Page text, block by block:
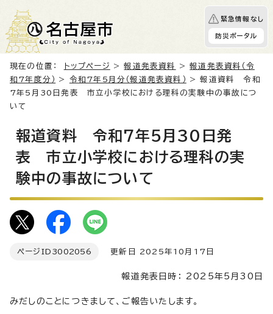
緊急情報なし
防災ポータル
現在の位置： トップページ >報道発表資料 >報道発表資料（令
和7年度分）
> 令和7年5月分（報道発表資料）
> 報道資料 令和
7年5月30日発表 市立小学校における理科の実験中の事故につ
いて
報道資料 令和7年5月30日発
表 市立小学校における理科の実
験中の事故について
ページID 3002056 更新日 2025年10月17日
報道発表日時： 2025年5月30日
みだしのことにつきまして、ご報告いたします。